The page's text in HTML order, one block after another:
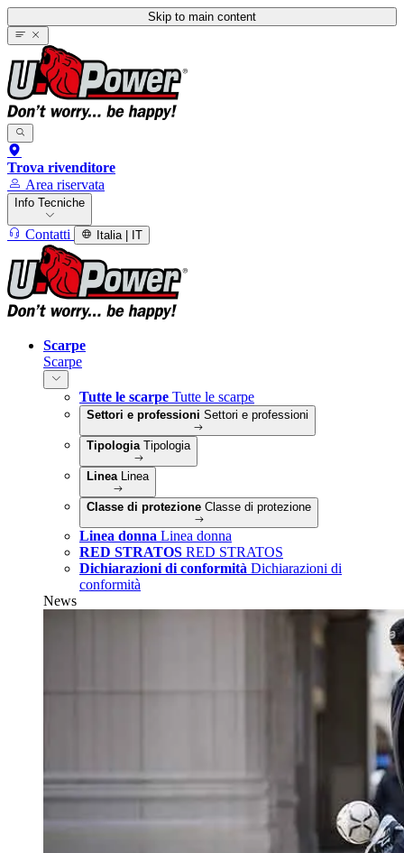
Skip to main content
Trova rivenditore
Area riservata
Info Tecniche
Contatti Italia | IT
Scarpe
Scarpe
Tutte le scarpe Tutte le scarpe
Settori e professioni Settori e professioni
Tipologia Tipologia
Linea Linea
Classe di protezione Classe di protezione
Linea donna Linea donna
RED STRATOS RED STRATOS
Dichiarazioni di conformità Dichiarazioni di
conformità
News